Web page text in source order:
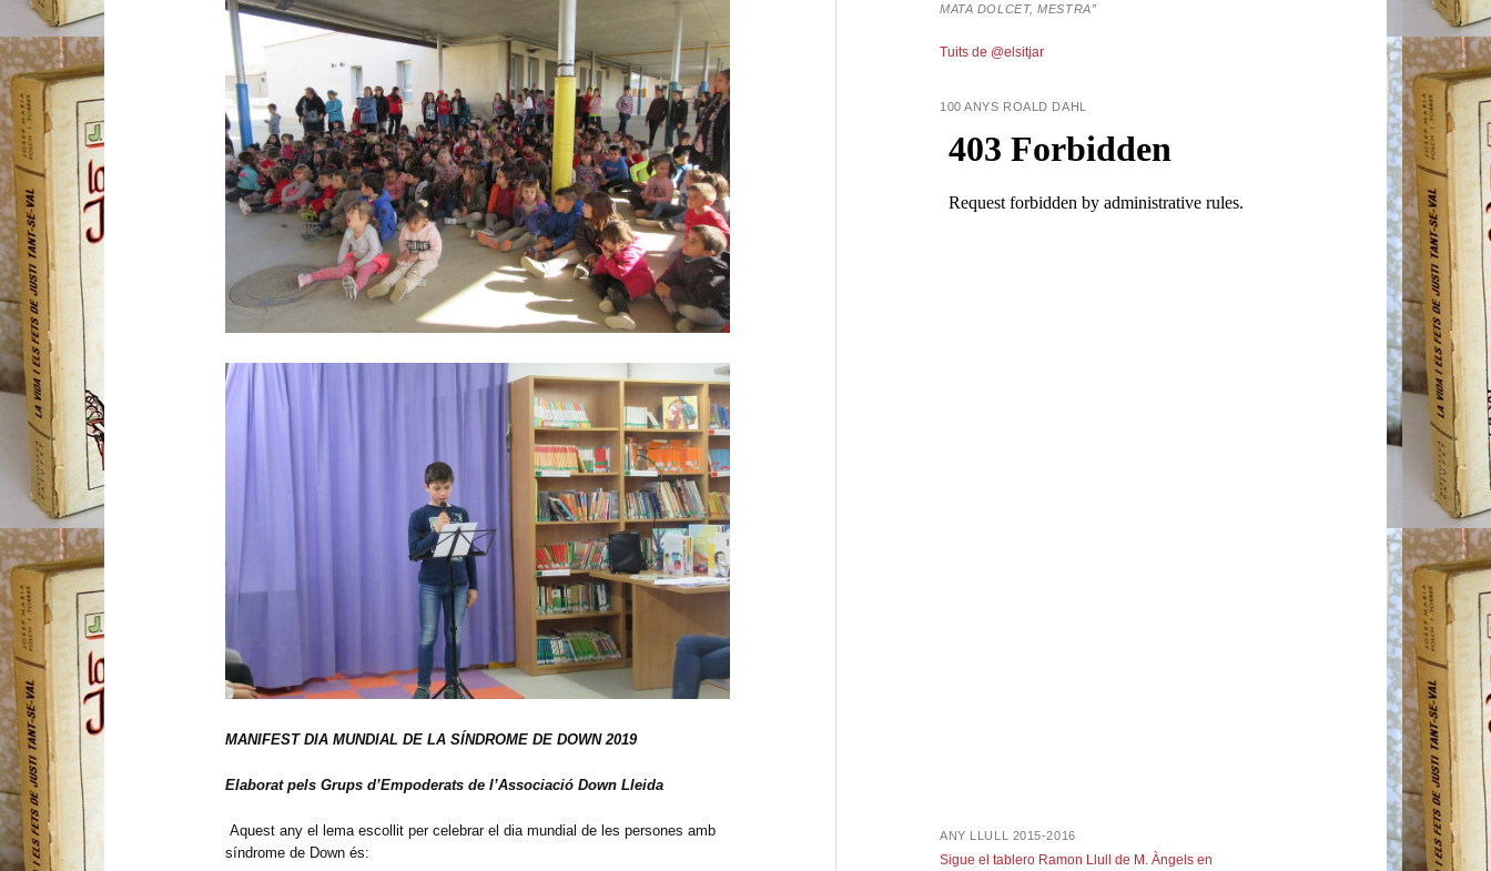
MANIFEST DIA MUNDIAL DE LA SÍNDROME DE DOWN 2019
Elaborat pels Grups d’Empoderats de l’Associació Down Lleida
Aquest any el lema escollit per celebrar el dia mundial de les persones amb
síndrome de Down és:
MATA DOLCET, MESTRA”
Tuits de @elsitjar
100 ANYS ROALD DAHL
ANY LLULL 2015-2016
Sigue el tablero Ramon Llull de M. Àngels en